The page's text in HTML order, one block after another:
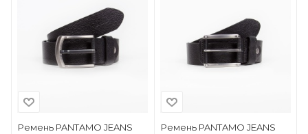
Ремень PANTAMO JEANS
Ремень PANTAMO JEANS